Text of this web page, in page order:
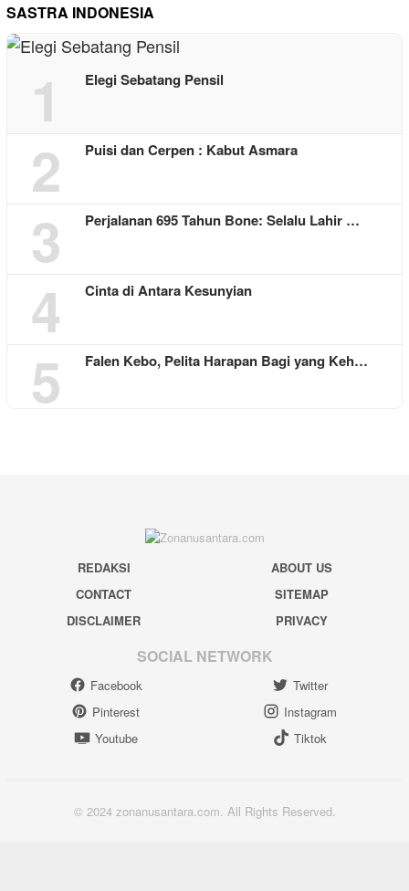
SASTRA INDONESIA
1 Elegi Sebatang Pensil
2 Puisi dan Cerpen : Kabut Asmara
3 Perjalanan 695 Tahun Bone: Selalu Lahir …
4 Cinta di Antara Kesunyian
5 Falen Kebo, Pelita Harapan Bagi yang Keh…
REDAKSI
ABOUT US
CONTACT
SITEMAP
DISCLAIMER
PRIVACY
SOCIAL NETWORK
Facebook
Twitter
Pinterest
Instagram
Youtube
Tiktok
© 2024 zonanusantara.com. All Rights Reserved.